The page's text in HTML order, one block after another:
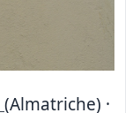
(Almatriche) ·